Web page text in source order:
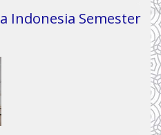
Indonesia Semester